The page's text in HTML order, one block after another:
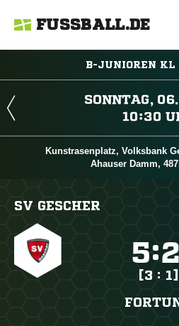
FUSSBALL.DE
B-JUNIOREN


Kunstrasenplatz, Volksbank
Ahauser Damm,
SV GESCHER
:
[3 : 1]